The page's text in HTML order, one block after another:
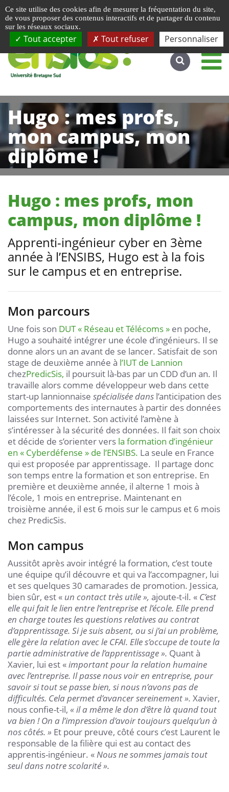
Accéder au site complet
Hugo : mes profs,
mon campus, mon
diplôme !
Hugo : mes profs, mon
campus, mon diplôme !
Apprenti-ingénieur cyber en 3ème
année à l’ENSIBS, Hugo est à la fois
sur le campus et en entreprise.
Mon parcours
Une fois son DUT « Réseau et Télécoms » en poche,
Hugo a souhaité intégrer une école d’ingénieurs. Il se
donne alors un an avant de se lancer. Satisfait de son
stage de deuxième année à l’IUT de Lannion
chezPredicSis, il poursuit là-bas par un CDD d’un an. Il
travaille alors comme développeur web dans cette
start-up lannionnaise spécialisée dans l’anticipation des
comportements des internautes à partir des données
laissées sur Internet. Son activité l’amène à
s’intéresser à la sécurité des données. Il fait son choix
et décide de s’orienter vers la formation d’ingénieur
en « Cyberdéfense » de l’ENSIBS. La seule en France
qui est proposée par apprentissage. Il partage donc
son temps entre la formation et son entreprise. En
première et deuxième année, il alterne 1 mois à
l’école, 1 mois en entreprise. Maintenant en
troisième année, il est 6 mois sur le campus et 6 mois
chez PredicSis.
Mon campus
Aussitôt après avoir intégré la formation, c’est toute
une équipe qu’il découvre et qui va l’accompagner, lui
et ses quelques 30 camarades de promotion. Jessica,
bien sûr, est « un contact très utile », ajoute-t-il. « C’est
elle qui fait le lien entre l’entreprise et l’école. Elle prend
en charge toutes les questions relatives au contrat
d’apprentissage. Si je suis absent, ou si j’ai un problème,
elle gère la relation avec le CFAI. Elle s’occupe de toute la
partie administrative de l’apprentissage ». Quant à
Xavier, lui est «important pour la relation humaine
avec l’entreprise. Il passe nous voir en entreprise, pour
savoir si tout se passe bien, si nous n’avons pas de
difficultés. Cela permet d’avancer sereinement ». Xavier,
nous confie-t-il, « il a même le don d’être là quand tout
va bien ! On a l’impression d’avoir toujours quelqu’un à
nos côtés. » Et pour preuve, côté cours c’est Laurent le
responsable de la filière qui est au contact des
apprentis-ingénieur. «Nous ne sommes jamais tout
seul dans notre scolarité ».
Ce site utilise des cookies afin de mesurer la fréquentation du site,
de vous proposer des contenus interactifs et de partager du contenu
sur les réseaux sociaux.
Tout accepter Tout refuser Personnaliser